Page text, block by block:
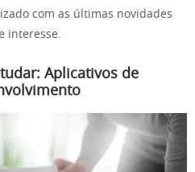
com as últimas novidades
interesse.
Aplicativos de